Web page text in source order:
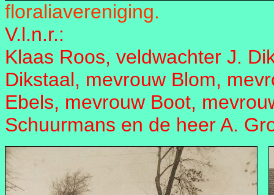
floraliavereniging.
V.l.n.r.:
Klaas Roos, veldwachter J.
Dikstaal, mevrouw Blom,
Ebels, mevrouw Boot,
Schuurmans en de heer A.